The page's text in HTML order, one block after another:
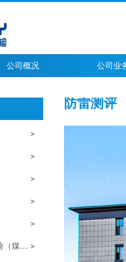
公司概况 公司业
>
>
>
>
>
矿山在用设备检测检验（煤矿） >
防雷测评